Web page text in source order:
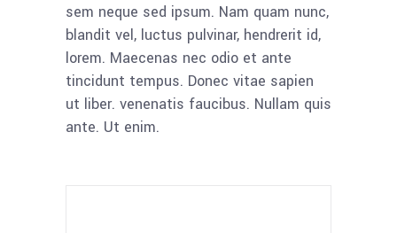
sem neque sed ipsum. Nam quam nunc,
blandit vel, luctus pulvinar, hendrerit id,
lorem. Maecenas nec odio et ante
tincidunt tempus. Donec vitae sapien
ut liber. venenatis faucibus. Nullam quis
ante. Ut enim.